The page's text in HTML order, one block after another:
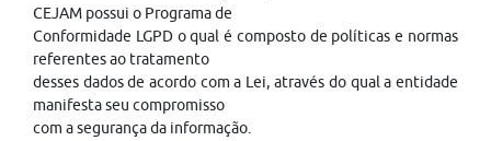
CEJAM possui o Programa de
Conformidade LGPD o qual é composto de políticas e normas
referentes ao tratamento
desses dados de acordo com a Lei, através do qual a entidade
manifesta seu compromisso
com a segurança da informação.